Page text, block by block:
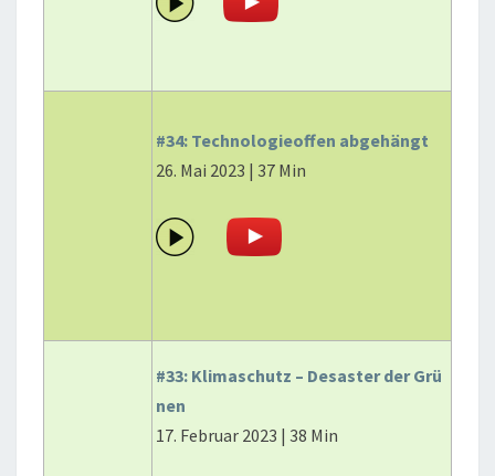
#34: Technologieoffen abgehängt
26. Mai 2023 | 37 Min
#33: Klimaschutz – Desaster der Grü
nen
17. Februar 2023 | 38 Min